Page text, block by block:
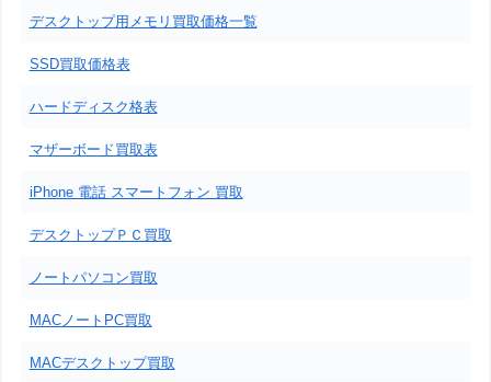
デスクトップ用メモリ買取価格一覧
SSD買取価格表
ハードディスク格表
マザーボード買取表
iPhone 電話 スマートフォン 買取
デスクトップＰＣ買取
ノートパソコン買取
MACノートPC買取
MACデスクトップ買取